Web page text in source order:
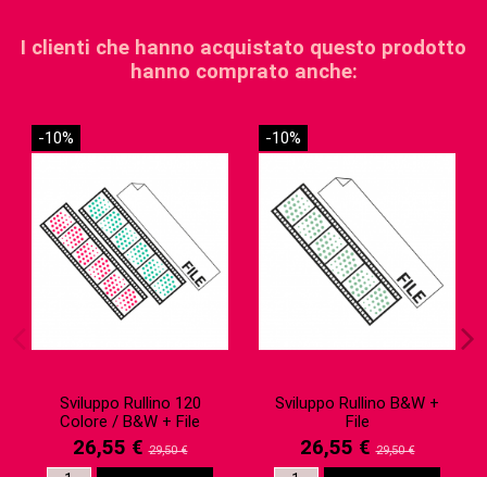
I clienti che hanno acquistato questo prodotto
hanno comprato anche:
-10%
Sviluppo Rullino 120
Colore / B&W + File
26,55 €29,50 €
-10%
Sviluppo Rullino B&W +
File
26,55 €29,50 €